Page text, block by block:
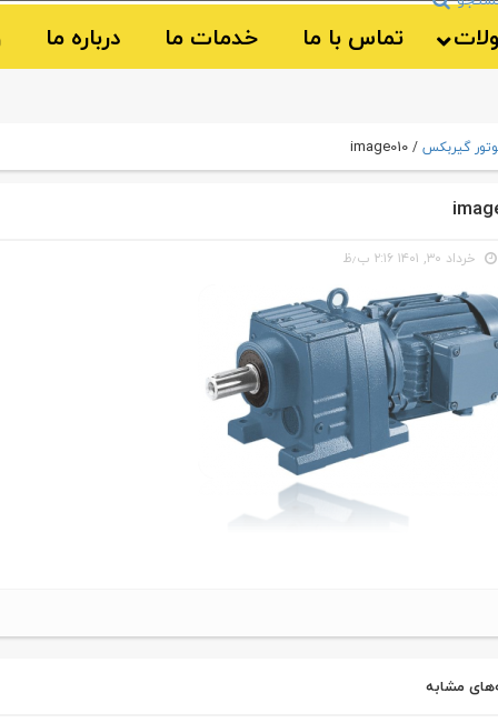
تماس با ما خدمات ما درباره ما
گیربکس/
image010
خرداد ۳۰, ۱۴۰۱ ۲:۱۶ ب٫ظ
مشابه